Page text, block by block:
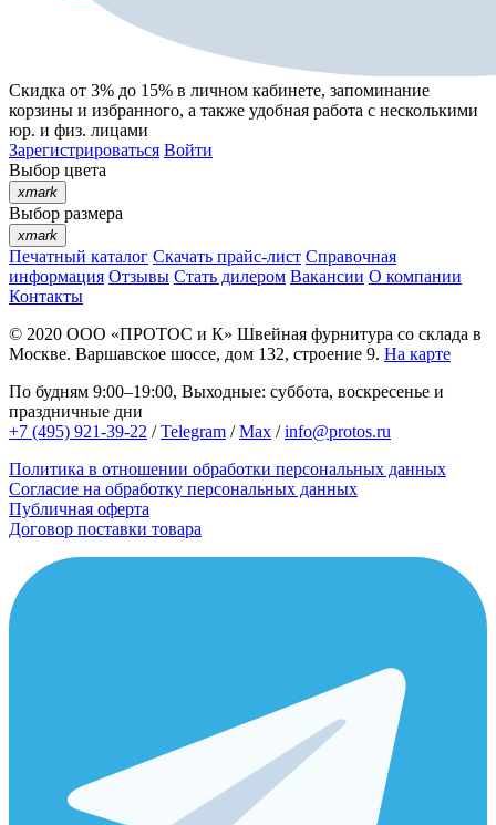
Скидка от 3% до 15% в личном кабинете, запоминание
корзины и избранного, а также удобная работа с несколькими
юр. и физ. лицами
Зарегистрироваться Войти
Выбор цвета
xmark
Выбор размера
xmark
Печатный каталог Скачать прайс-лист Справочная
информация Отзывы Стать дилером Вакансии О компании
Контакты
© 2020 ООО «ПРОТОС и К» Швейная фурнитура со склада в
Москве. Варшавское шоссе, дом 132, строение 9. На карте
По будням 9:00–19:00, Выходные: суббота, воскресенье и
праздничные дни
+7 (495) 921-39-22 /Telegram /Max /info@protos.ru
Политика в отношении обработки персональных данных
Согласие на обработку персональных данных
Публичная оферта
Договор поставки товара